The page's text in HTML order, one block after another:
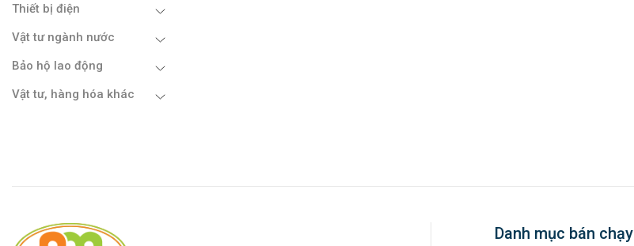
Thiết bị điện
Vật tư ngành nước
Bảo hộ lao động
Vật tư, hàng hóa khác
Danh mục bán chạy